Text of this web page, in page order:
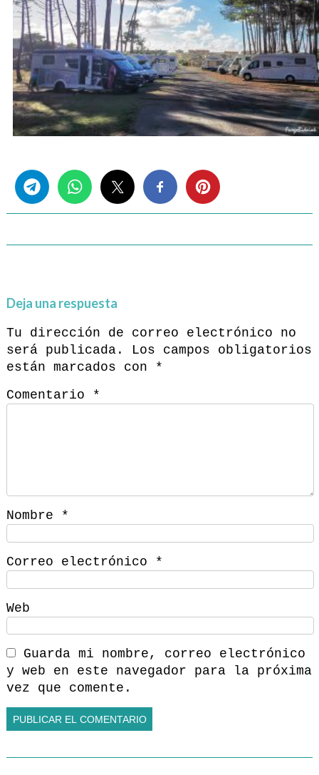
Deja una respuesta
Tu dirección de correo electrónico no
será publicada.
Los campos obligatorios
están marcados con
*
Comentario
*
Nombre *
Correo electrónico *
Web
Guarda mi nombre, correo electrónico
y web en este navegador para la próxima
vez que comente.